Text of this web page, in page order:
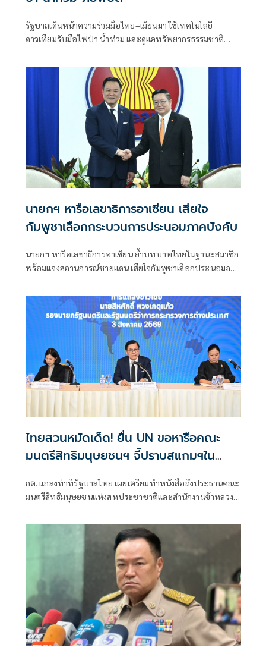
รัฐบาลเดินหน้าความร่วมมือไทย–เมียนมา ใช้เทคโนโลยี
ดาวเทียมรับมือไฟป่า น้ำท่วม และดูแลทรัพยากรธรรมชาติ
นายกฯ หารือเลขาธิการอาเซียน เสียใจ
กัมพูชาเลือกกระบวนการประนอมภาคบังคับ
นายกฯ หารือเลขาธิการอาเซียน ย้ำบทบาทไทยในฐานะสมาชิก
พร้อมแจงสถานการณ์ชายแดน เสียใจกัมพูชาเลือกประนอมภาค
ไทยสวนหมัดเด็ด! ยื่น UN ขอหารือคณะ
มนตรีสิทธิมนุษยชนฯ จี้ปราบสแกมฯใน
กัมพูชา โต้ยิบรายงาน 'ทอม แอนดรูว์ส'
กต. แถลงท่าทีรัฐบาลไทย เผยเตรียมทำหนังสือถึงประธานคณะ
มนตรีสิทธิมนุษยชนแห่งสหประชาชาติและสำนักงานข้าหลวง
รายงานพิเศษพาดพิงประเทศไทย มีหลายประเด็นที่ไม่เห็นด้วย
ชี้กระทบความเป็นกลาง -เที่ยงธรรม “สีหศักดิ์”